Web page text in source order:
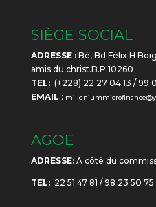
SIÈGE SOCIAL
ADRESSE :Bè, Bd Félix H
amis du christ.B.P.10260
TEL:(+228) 22 27 04 13 / 99
EMAIL :
AGOE
ADRESSE:A côté du
TEL:22 51 47 81 / 98 23 50 75